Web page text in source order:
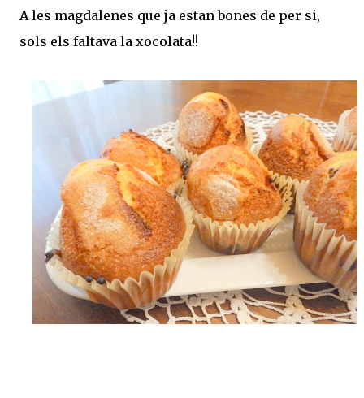
A les magdalenes que ja estan bones de per si,
sols els faltava la xocolata!!